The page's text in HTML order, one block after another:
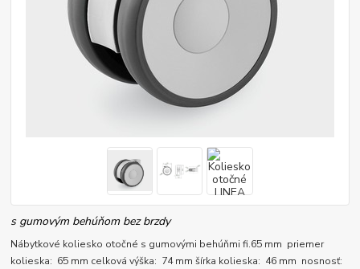
s gumovým behúňom bez brzdy
Nábytkové koliesko otočné s gumovými behúňmi fi.65 mm priemer
kolieska: 65 mm celková výška: 74 mm šírka kolieska: 46 mm nosnosť: